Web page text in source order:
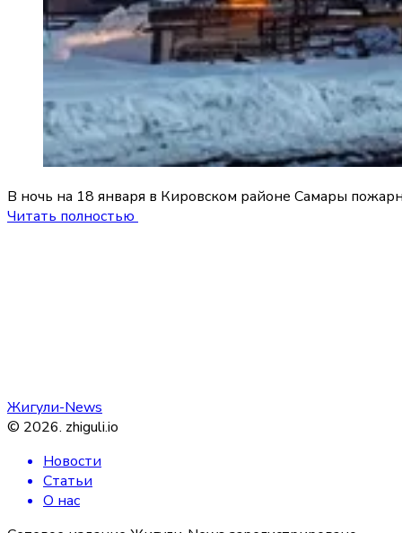
В ночь на 18 января в Кировском районе Самары
Читать полностью
Жигули-News
© 2026. zhiguli.io
Новости
Статьи
О нас